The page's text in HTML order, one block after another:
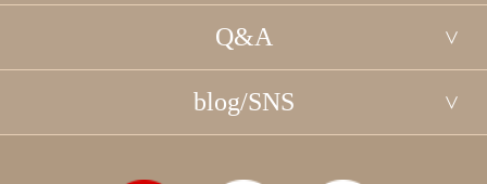
Q&A
blog/SNS